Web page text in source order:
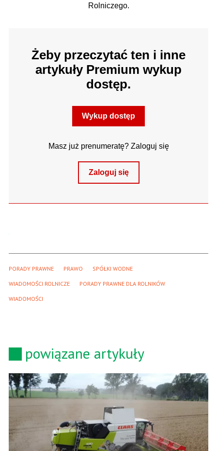
Rolniczego.
Żeby przeczytać ten i inne
artykuły Premium wykup
dostęp.
Wykup dostęp
Masz już prenumeratę? Zaloguj się
Zaloguj się
PORADY PRAWNE PRAWO SPÓŁKI WODNE
WIADOMOŚCI ROLNICZE PORADY PRAWNE DLA ROLNIKÓW
WIADOMOŚCI
powiązane artykuły